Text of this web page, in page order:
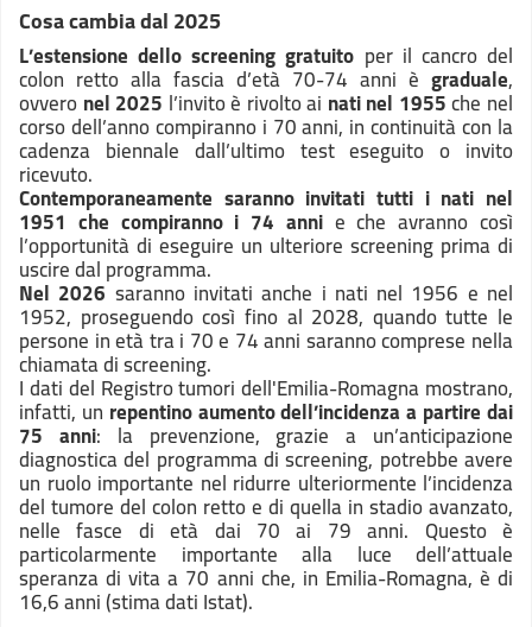
Cosa cambia dal 2025
L’estensione dello screening gratuito per il cancro del
colon retto alla fascia d’età 70-74 anni è graduale,
ovveronel 2025 l’invito è rivolto ai nati nel 1955che nel
corso dell’anno compiranno i 70 anni, in continuità con la
cadenza biennale dall’ultimo test eseguito o invito
ricevuto.
Contemporaneamente saranno invitati tutti i nati nel
1951 che compiranno i 74 annie che avranno così
l’opportunità di eseguire un ulteriore screening prima di
uscire dal programma.
Nel 2026saranno invitati anche i nati nel 1956 e nel
1952, proseguendo così fino al 2028, quando tutte le
persone in età tra i 70 e 74 anni saranno comprese nella
chiamata di screening.
I dati del Registro tumori dell'Emilia-Romagna mostrano,
infatti, un repentino aumento dell’incidenza a partire dai
75 anni: la prevenzione, grazie a un’anticipazione
diagnostica del programma di screening, potrebbe avere
un ruolo importante nel ridurre ulteriormente l’incidenza
del tumore del colon retto e di quella in stadio avanzato,
nelle fasce di età dai 70 ai 79 anni. Questo è
particolarmente importante alla luce dell’attuale
speranza di vita a 70 anni che, in Emilia-Romagna, è di
16,6 anni (stima dati Istat).